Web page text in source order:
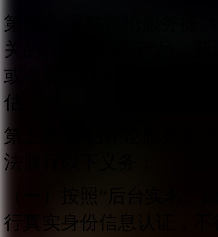
第四条 跟帖评论服务提
关的跟帖评论新产品、
或者省、自治区、直辖
估。
第五条 跟帖评论服务提
法履行以下义务：
行真实身份信息认证，